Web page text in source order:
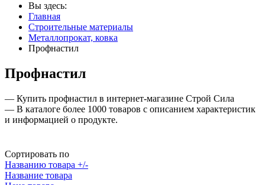
Вы здесь:
Главная
Строительные материалы
Металлопрокат, ковка
Профнастил
Профнастил
— Купить профнастил в интернет-магазине Строй Сила
— В каталоге более 1000 товаров с описанием характеристик
и информацией о продукте.
Сортировать по
Названию товара +/-
Название товара